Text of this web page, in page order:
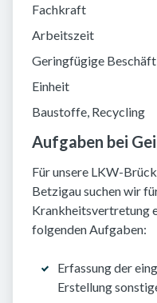
Fachkraft
Arbeitszeit
Geringfügige
Einheit
Baustoffe, Recycling
Aufgaben bei
Für unsere LKW-
Betzigau suchen wir
Krankheitsvertretung
folgenden Aufgaben:
Erfassung der
Erstellung